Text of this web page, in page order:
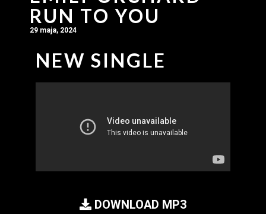
RUN TO YOU
29 maja, 2024
NEW SINGLE
DOWNLOAD MP3